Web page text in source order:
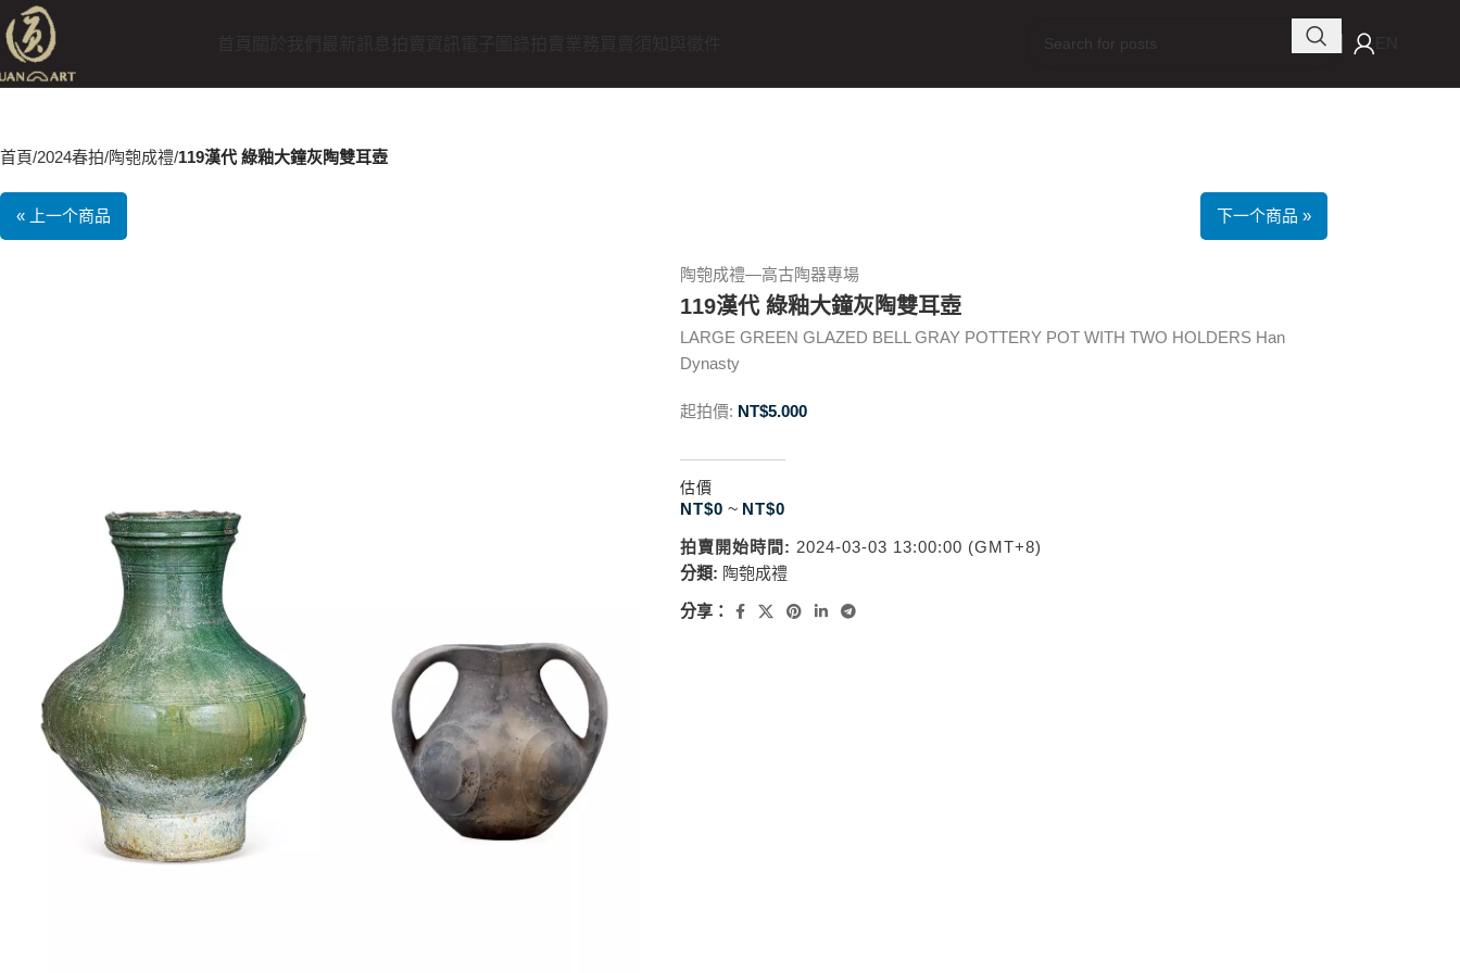
首頁 2024春拍 陶匏成禮 119漢代 綠釉大鐘灰陶雙耳壺
« 上一个商品 下一个商品 »
陶匏成禮—高古陶器專場
119漢代 綠釉大鐘灰陶雙耳壺
LARGE GREEN GLAZED BELL GRAY POTTERY POT WITH TWO HOLDERS Han
Dynasty
起拍價: NT$5.000
估價
NT$0 ~ NT$0
拍賣開始時間: 2024-03-03 13:00:00 (GMT+8)
分類: 陶匏成禮
分享：